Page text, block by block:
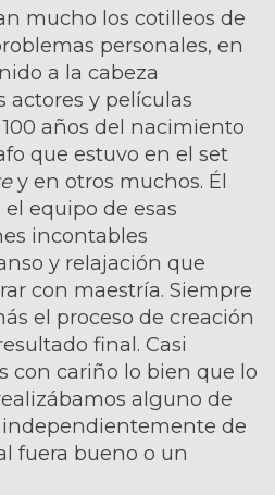
mucho los cotilleos de
personales, en
a la cabeza
actores y películas
años del nacimiento
que estuvo en el set
y en otros muchos. Él
equipo de esas
incontables
y relajación que
con maestría. Siempre
el proceso de creación
final. Casi
con cariño lo bien que lo
alguno de
independientemente de
fuera bueno o un